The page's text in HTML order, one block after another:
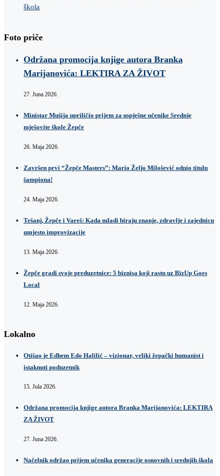
škola
Foto priče
Održana promocija knjige autora Branka
Marijanovića: LEKTIRA ZA ŽIVOT
27. Juna 2026.
Ministar Mušija upriličio prijem za uspješne učenike Srednje
mješovite škole Žepče
26. Maja 2026.
Završen prvi “Žepče Masters”: Mario Željo Milošević odnio titulu
šampiona!
24. Maja 2026.
Tešanj, Žepče i Vareš: Kada mladi biraju znanje, zdravlje i zajednicu
umjesto improvizacije
13. Maja 2026.
Žepče gradi svoje preduzetnice: 5 biznisa koji rastu uz BizUp Goes
Local
12. Maja 2026.
Lokalno
Otišao je Edhem Edo Halilić – vizionar, veliki žepački humanist i
istaknuti poduzetnik
15. Jula 2026.
Održana promocija knjige autora Branka Marijanovića: LEKTIRA
ZA ŽIVOT
27. Juna 2026.
Načelnik održao prijem učenika generacije osnovnih i srednjih škola